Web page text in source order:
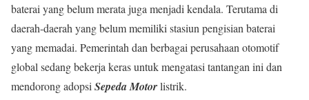
baterai yang belum merata juga menjadi kendala. Terutama di
daerah-daerah yang belum memiliki stasiun pengisian baterai
yang memadai. Pemerintah dan berbagai perusahaan otomotif
global sedang bekerja keras untuk mengatasi tantangan ini dan
mendorong adopsi Sepeda Motorlistrik.